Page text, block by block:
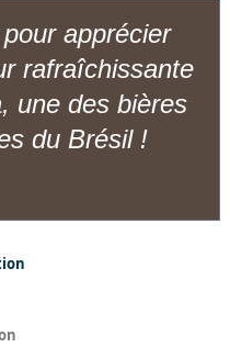
apprécier
rafraîchissante
une des bières
du Brésil !